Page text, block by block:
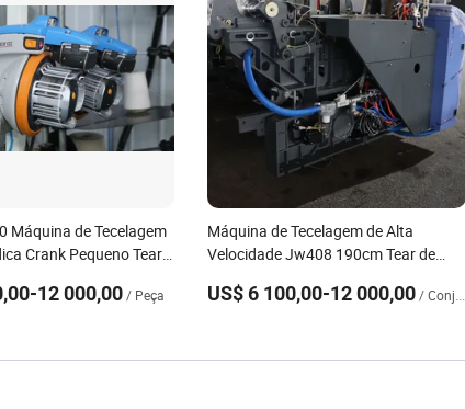
Máquina de Tecelagem
Crank Pequeno Tear
12 000,00 / Peça
Máquina de Tecelagem de Alta
Velocidade Jw408 190cm Tear de
China Spark à Venda Preço
US$ 6 100,00-12 000,00 / Conjunto